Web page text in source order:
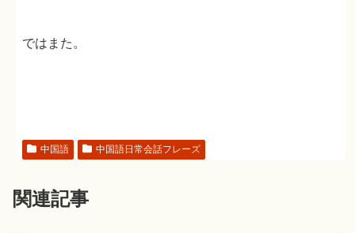
ではまた。
中国語 中国語日常会話フレーズ
関連記事